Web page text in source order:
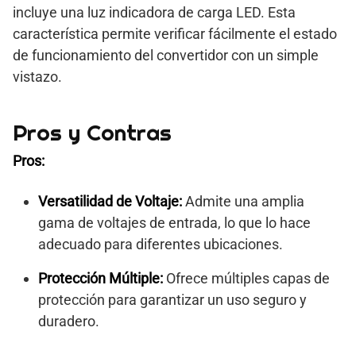
incluye una luz indicadora de carga LED. Esta
característica permite verificar fácilmente el estado
de funcionamiento del convertidor con un simple
vistazo.
Pros y Contras
Pros:
Versatilidad de Voltaje:Admite una amplia
gama de voltajes de entrada, lo que lo hace
adecuado para diferentes ubicaciones.
Protección Múltiple: Ofrece múltiples capas de
protección para garantizar un uso seguro y
duradero.